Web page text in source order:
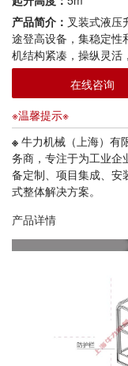
产品简介： 叉装式液压
途登高设备，集稳定性
机结构紧凑，操纵灵活
在线咨询
※温馨提示※
※ 牛力机械（上海）有
务商，专注于为工业企
备定制、项目集成、安
式整体解决方案。
产品详情